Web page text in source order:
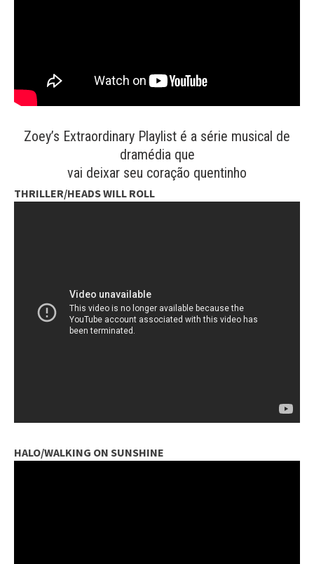
Zoey’s Extraordinary Playlist é a série musical de
dramédia que
vai deixar seu coração quentinho
THRILLER/HEADS WILL ROLL
HALO/WALKING ON SUNSHINE